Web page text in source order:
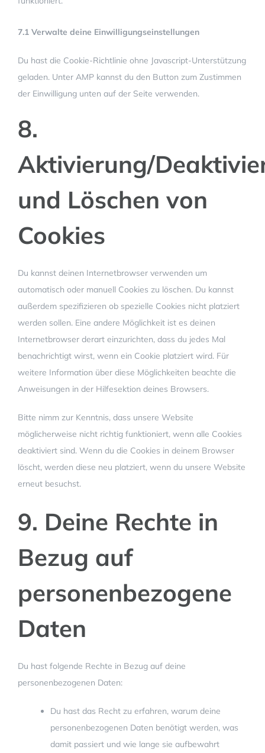
7.1 Verwalte deine Einwilligungseinstellungen
Du hast die Cookie-Richtlinie ohne Javascript-Unterstützung
geladen. Unter AMP kannst du den Button zum Zustimmen
der Einwilligung unten auf der Seite verwenden.
8.
Aktivierung/
und Löschen von
Cookies
Du kannst deinen Internetbrowser verwenden um
automatisch oder manuell Cookies zu löschen. Du kannst
außerdem spezifizieren ob spezielle Cookies nicht platziert
werden sollen. Eine andere Möglichkeit ist es deinen
Internetbrowser derart einzurichten, dass du jedes Mal
benachrichtigt wirst, wenn ein Cookie platziert wird. Für
weitere Information über diese Möglichkeiten beachte die
Anweisungen in der Hilfesektion deines Browsers.
Bitte nimm zur Kenntnis, dass unsere Website
möglicherweise nicht richtig funktioniert, wenn alle Cookies
deaktiviert sind. Wenn du die Cookies in deinem Browser
löscht, werden diese neu platziert, wenn du unsere Website
erneut besuchst.
9. Deine Rechte in
Bezug auf
personenbezogene
Daten
Du hast folgende Rechte in Bezug auf deine
personenbezogenen Daten:
Du hast das Recht zu erfahren, warum deine
personenbezogenen Daten benötigt werden, was
damit passiert und wie lange sie aufbewahrt